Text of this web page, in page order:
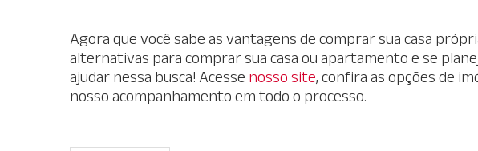
Agora que você sabe as vantagens de comprar sua casa
alternativas para comprar sua casa ou apartamento e se
ajudar nessa busca! Acesse nosso site, confira as opções de
nosso acompanhamento em todo o processo.